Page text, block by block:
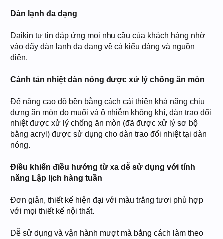
Dàn lạnh đa dạng
Daikin tự tin đáp ứng mọi nhu cầu của khách hàng nhờ
vào dãy dàn lạnh đa dạng về cả kiểu dáng và nguồn
điện.
Cánh tản nhiệt dàn nóng được xử lý chống ăn mòn
Để nâng cao độ bền bằng cách cải thiện khả năng chịu
đựng ăn mòn do muối và ô nhiễm không khí, dàn trao đổi
nhiệt được xử lý chống ăn mòn (đã được xử lý sơ bộ
bằng acryl) được sử dụng cho dàn trao đổi nhiệt tại dàn
nóng.
Điều khiển điều hướng từ xa dễ sử dụng với tính
năng Lập lịch hàng tuần
Đơn giản, thiết kế hiện đại với màu trắng tươi phù hợp
với mọi thiết kế nội thất.
Dễ sử dụng và vận hành mượt mà bằng cách làm theo